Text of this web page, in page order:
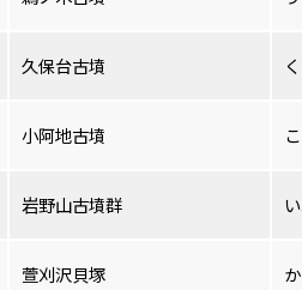
久保台古墳
小阿地古墳
岩野山古墳群
萱刈沢貝塚